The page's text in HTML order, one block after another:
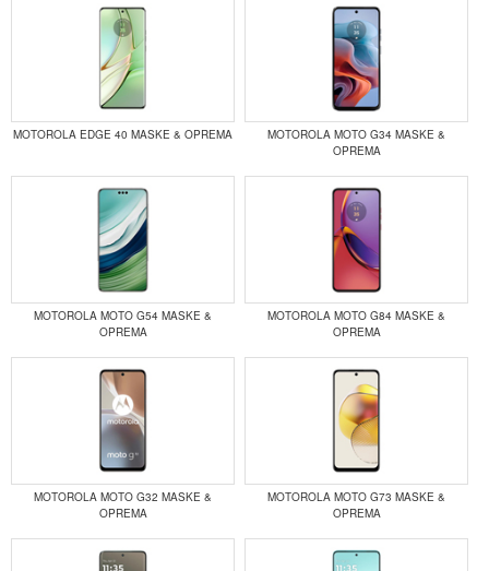
MOTOROLA EDGE 40 MASKE & OPREMA
MOTOROLA MOTO G34 MASKE &
OPREMA
MOTOROLA MOTO G54 MASKE &
OPREMA
MOTOROLA MOTO G84 MASKE &
OPREMA
MOTOROLA MOTO G32 MASKE &
OPREMA
MOTOROLA MOTO G73 MASKE &
OPREMA